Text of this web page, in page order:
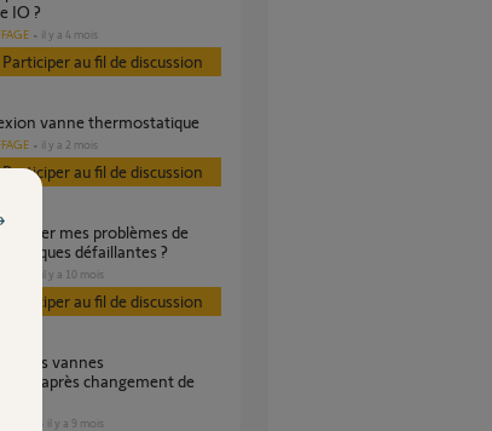
IO ?
il y a 4 mois
Participer au fil de discussion
vanne thermostatique
il y a 2 mois
Participer au fil de discussion
défaillantes ?
il y a 10 mois
Participer au fil de discussion
IO après changement de
il y a 9 mois